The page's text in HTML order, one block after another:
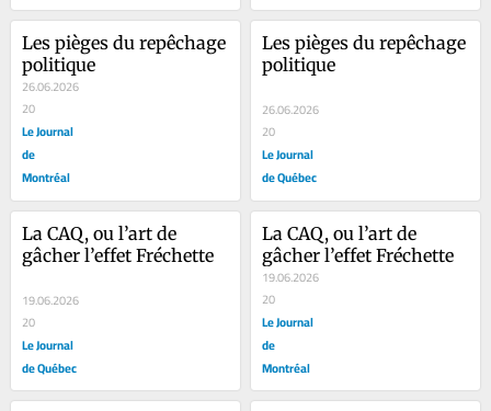
Les pièges du repêchage
politique
26.06.2026
20
Le Journal
de
Montréal
Les pièges du repêchage
politique
26.06.2026
20
Le Journal
de Québec
La CAQ, ou l’art de
gâcher l’effet Fréchette
19.06.2026
20
Le Journal
de Québec
La CAQ, ou l’art de
gâcher l’effet Fréchette
19.06.2026
20
Le Journal
de
Montréal